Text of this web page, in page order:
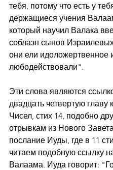
тебя, потому что есть у
держащиеся учения
который научил Валака
соблазн сынов
они ели идоложертвенное
любодействовали".
Эти слова являются
двадцать четвертую главу
Чисел, стих 14, подобно
отрывкам из Нового
послание Иуды, где в 11
читаем подобную ссылку
Валаама. Иуда говорит: